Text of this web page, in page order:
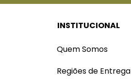
INSTITUCIONAL
Quem Somos
Regiões de Entrega